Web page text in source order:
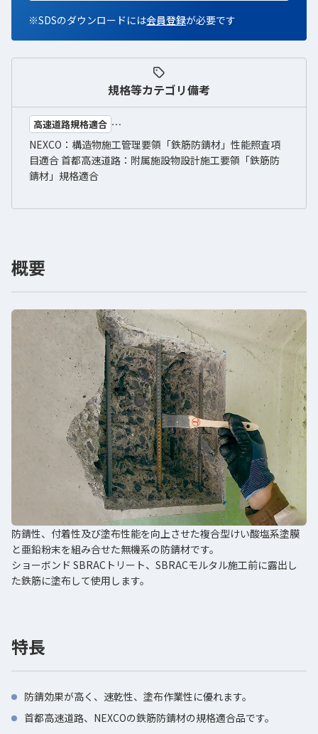
※SDSのダウンロードには会員登録新しいWindowで開きます
が必要です
規格等カテゴリ備考
高速道路規格適合
NEXCO：構造物施工管理要領「鉄筋防錆材」性能照査項
目適合 首都高速道路：附属施設物設計施工要領「鉄筋防
錆材」規格適合
概要
防錆性、付着性及び塗布性能を向上させた複合型けい酸塩系塗膜
と亜鉛粉末を組み合せた無機系の防錆材です。
ショーボンド SBRACトリート、SBRACモルタル施工前に露出し
た鉄筋に塗布して使用します。
特長
防錆効果が高く、速乾性、塗布作業性に優れます。
首都高速道路、NEXCOの鉄筋防錆材の規格適合品です。